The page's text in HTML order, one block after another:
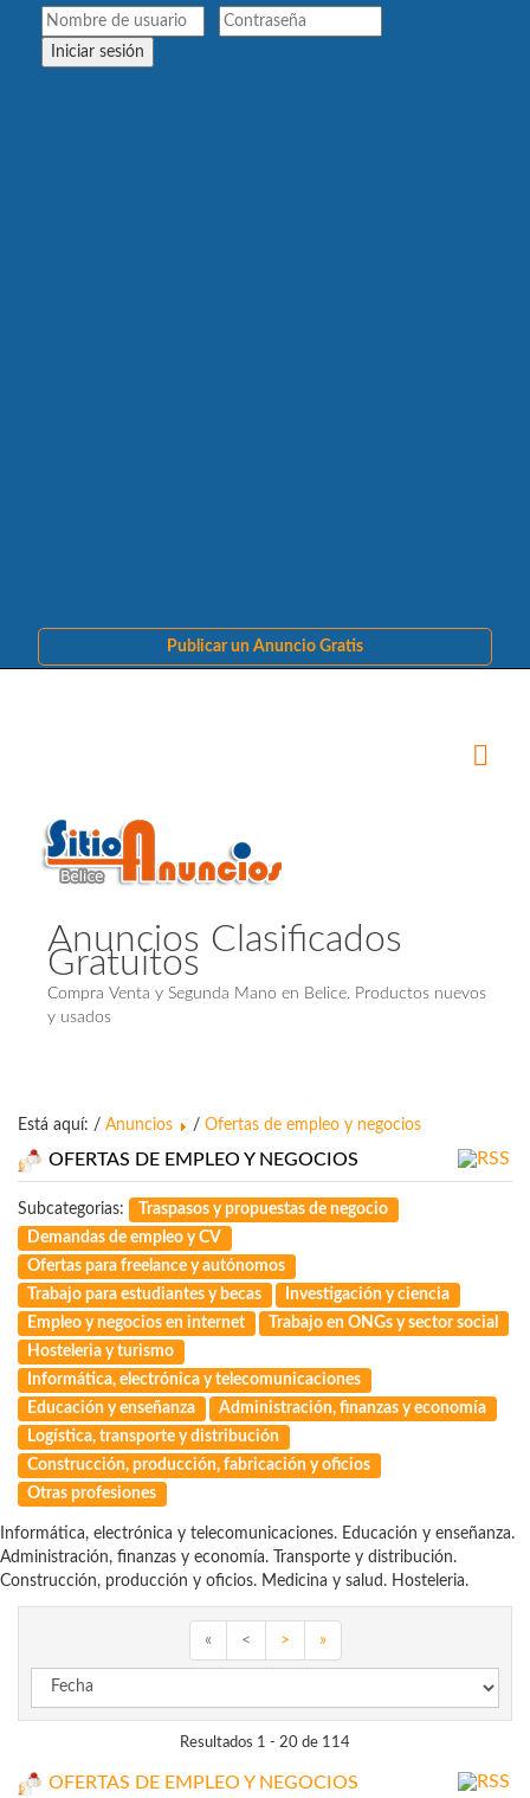
Iniciar sesión
Publicar un Anuncio Gratis
Anuncios Clasificados
Gratuitos
Compra Venta y Segunda Mano en Belice. Productos nuevos
y usados
Está aquí: / Anuncios / Ofertas de empleo y negocios
OFERTAS DE EMPLEO Y NEGOCIOS
Subcategorias:
Traspasos y propuestas de negocio
Demandas de empleo y CV
Ofertas para freelance y autónomos
Trabajo para estudiantes y becas
Investigación y ciencia
Empleo y negocios en internet
Trabajo en ONGs y sector social
Hosteleria y turismo
Informática, electrónica y telecomunicaciones
Educación y enseñanza
Administración, finanzas y economía
Logística, transporte y distribución
Construcción, producción, fabricación y oficios
Otras profesiones
Informática, electrónica y telecomunicaciones. Educación y enseñanza.
Administración, finanzas y economía. Transporte y distribución.
Construcción, producción y oficios. Medicina y salud. Hosteleria.
« < > »
Resultados 1 - 20 de 114
OFERTAS DE EMPLEO Y NEGOCIOS